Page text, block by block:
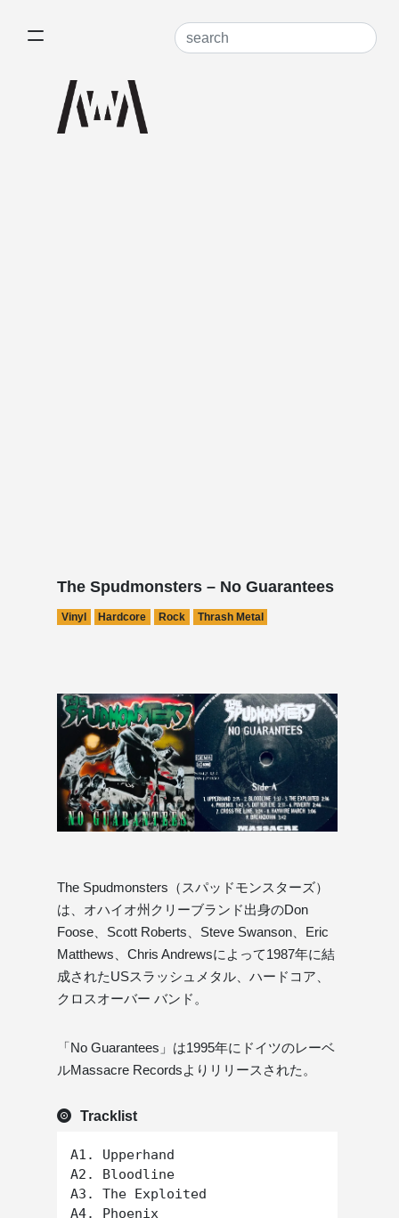
The Spudmonsters – No Guarantees
Vinyl Hardcore Rock Thrash Metal
The Spudmonsters（スパッドモンスターズ）
は、オハイオ州クリーブランド出身のDon
Foose、Scott Roberts、Steve Swanson、Eric
Matthews、Chris Andrewsによって1987年に結
成されたUSスラッシュメタル、ハードコア、
クロスオーバー バンド。
「No Guarantees」は1995年にドイツのレーベ
ルMassacre Recordsよりリリースされた。
Tracklist
A1. Upperhand
A2. Bloodline
A3. The Exploited
A4. Phoenix